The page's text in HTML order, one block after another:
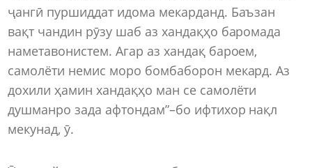
ҷангӣ пуршиддат идома мекарданд. Баъзан
вақт чандин рӯзу шаб аз хандақҳо баромада
наметавонистем. Агар аз хандақ бароем,
самолёти немис моро бомбаборон мекард. Аз
дохили ҳамин хандақҳо ман се самолёти
душманро зада афтондам”–бо ифтихор нақл
мекунад, ӯ.